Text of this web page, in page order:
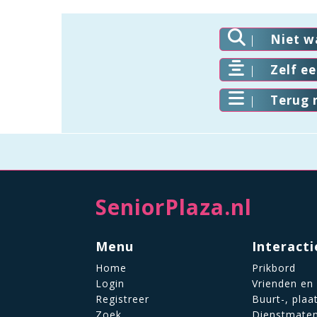
Niet
Zelf
Terug
SeniorPlaza.nl
Menu
Home
Login
Registreer
Prikbord
Vrienden
Buurt-,